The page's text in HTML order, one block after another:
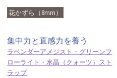
花かずら（8mm）
集中力と直感力を養う
ラベンダーアメジスト・グリーンフ
ローライト・水晶（クォーツ）スト
ラップ